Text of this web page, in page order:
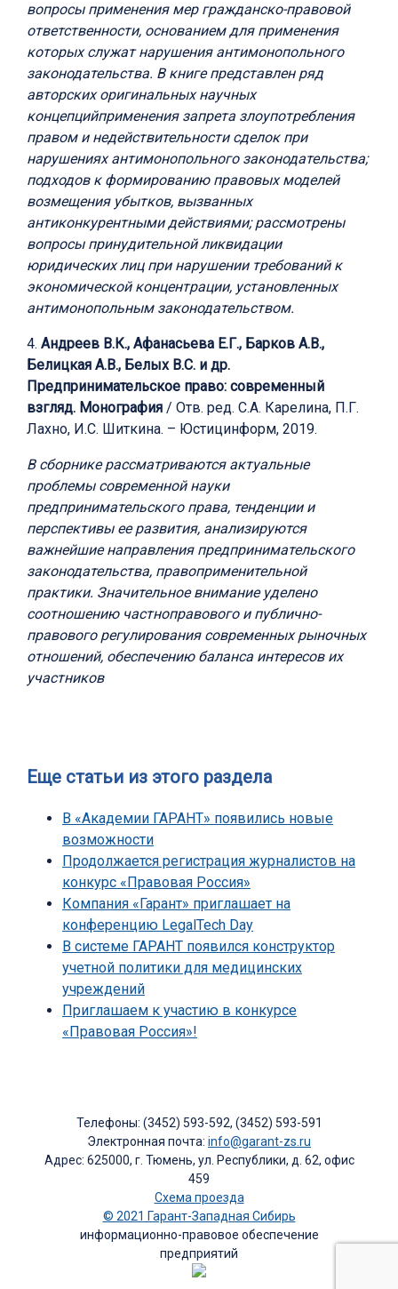
вопросы применения мер гражданско-правовой
ответственности, основанием для применения
которых служат нарушения антимонопольного
законодательства. В книге представлен ряд
авторских оригинальных научных
концепцийприменения запрета злоупотребления
правом и недействительности сделок при
нарушениях антимонопольного законодательства;
подходов к формированию правовых моделей
возмещения убытков, вызванных
антиконкурентными действиями; рассмотрены
вопросы принудительной ликвидации
юридических лиц при нарушении требований к
экономической концентрации, установленных
антимонопольным законодательством.
4. Андреев В.К., Афанасьева Е.Г., Барков А.В.,
Белицкая А.В., Белых В.С. и др.
Предпринимательское право: современный
взгляд. Монография / Отв. ред. С.А. Карелина, П.Г.
Лахно, И.С. Шиткина. – Юстицинформ, 2019.
В сборнике рассматриваются актуальные
проблемы современной науки
предпринимательского права, тенденции и
перспективы ее развития, анализируются
важнейшие направления предпринимательского
законодательства, правоприменительной
практики. Значительное внимание уделено
соотношению частноправового и публично-
правового регулирования современных рыночных
отношений, обеспечению баланса интересов их
участников
Еще статьи из этого раздела
В «Академии ГАРАНТ» появились новые
возможности
Продолжается регистрация журналистов на
конкурс «Правовая Россия»
Компания «Гарант» приглашает на
конференцию LegalTech Day
В системе ГАРАНТ появился конструктор
учетной политики для медицинских
учреждений
Приглашаем к участию в конкурсе
«Правовая Россия»!
Телефоны: (3452) 593-592, (3452) 593-591
Электронная почта: info@garant-zs.ru
Адрес: 625000, г. Тюмень, ул. Республики, д. 62, офис
459
Схема проезда
© 2021 Гарант-Западная Сибирь
информационно-правовое обеспечение
предприятий